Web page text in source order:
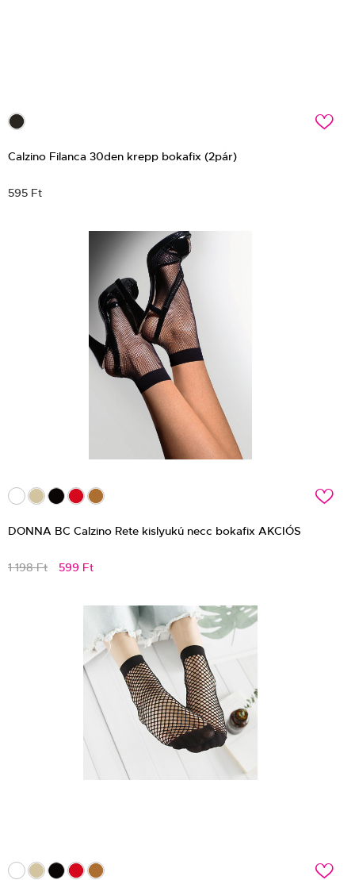
c
Calzino Filanca 30den krepp bokafix (2pár)
595 Ft
c
DONNA BC Calzino Rete kislyukú necc bokafix AKCIÓS
1 198 Ft 599 Ft
c